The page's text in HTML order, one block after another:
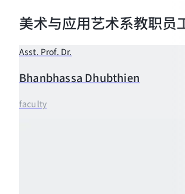
美术与应用艺术系教职员
Asst. Prof. Dr.
Bhanbhassa Dhubthien
faculty